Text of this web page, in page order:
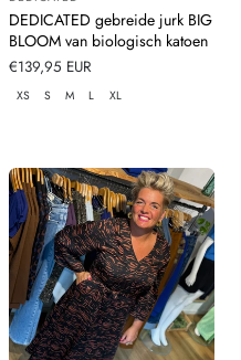
DEDICATED gebreide jurk BIG
BLOOM van biologisch katoen
Normale
prijs
€139,95 EUR
XS S M L XL